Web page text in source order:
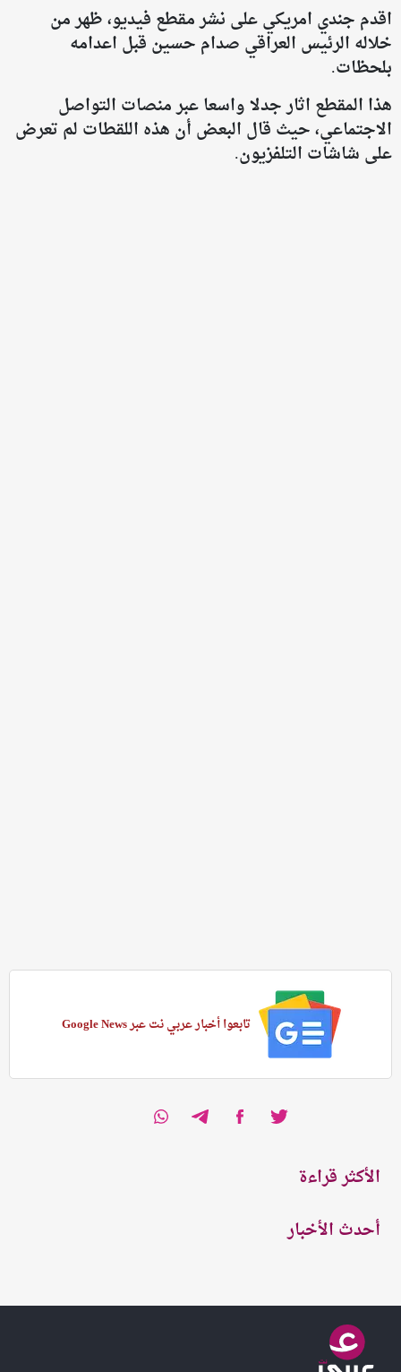
اقدم جندي امريكي على نشر مقطع فيديو، ظهر من
خلاله الرئيس العراقي صدام حسين قبل اعدامه
بلحظات.
هذا المقطع اثار جدلا واسعا عبر منصات التواصل
الاجتماعي، حيث قال البعض أن هذه اللقطات لم تعرض
على شاشات التلفزيون.
تابعوا أخبار عربي نت عبر Google News
الأكثر قراءة
أحدث الأخبار